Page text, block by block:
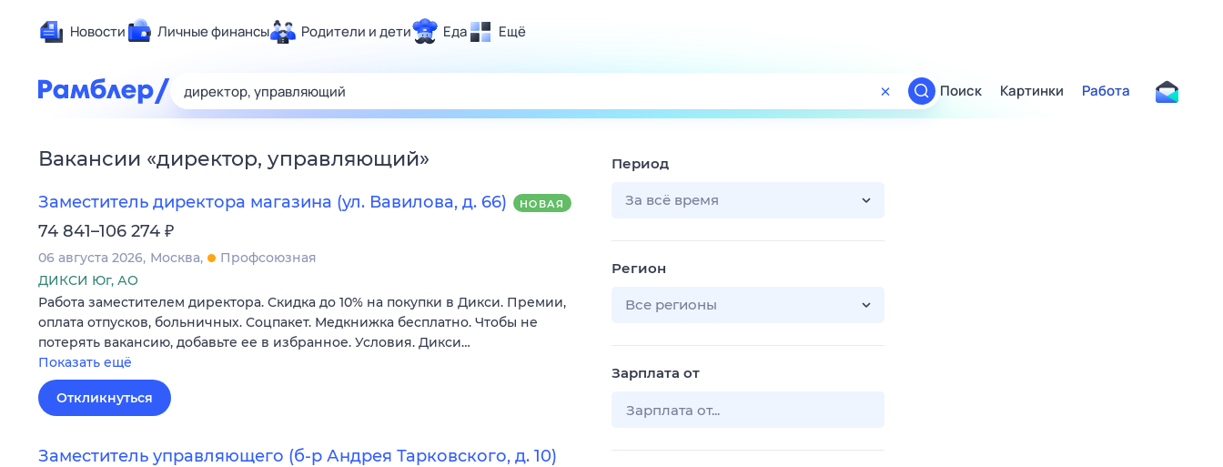
Новости Личные финансы Родители и дети Еда Ещё
Здоровье
Развлечения и отдых
Спорт
Карьера
Сберегаем вместе
Гороскопы
Поиск
ТВ-программа
Поиск Картинки Работа
Вакансии «директор, управляющий»
Заместитель директора магазина (ул. Вавилова, д. 66) НОВАЯ
74 841–106 274 ₽
06 августа 2026 Москва
Профсоюзная
ДИКСИ Юг, АО
Работа заместителем директора. Скидка до 10% на покупки в Дикси. Премии,
оплата отпусков, больничных. Соцпакет. Медкнижка бесплатно. Чтобы не
потерять вакансию, добавьте ее в избранное. Условия. Дикси…
Показать ещё
Откликнуться
Заместитель управляющего (б-р Андрея Тарковского, д. 10)
Период
За всё время
Регион
Все регионы
Зарплата от